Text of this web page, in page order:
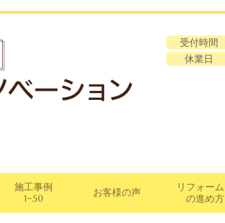
受付時間
休業日
施工事例
1~50
お客様の声
リフォーム
の進め方